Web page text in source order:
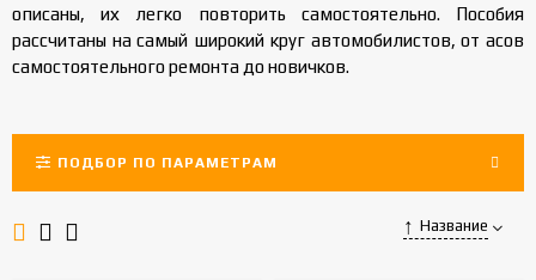
описаны, их легко повторить самостоятельно. Пособия
рассчитаны на самый широкий круг автомобилистов, от асов
самостоятельного ремонта до новичков.
ПОДБОР ПО ПАРАМЕТРАМ
Название